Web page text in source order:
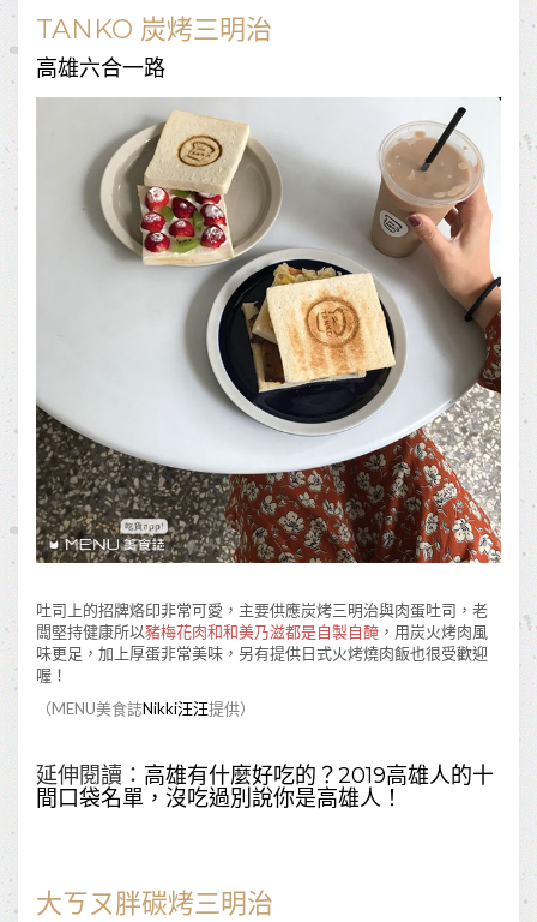
TANKO 炭烤三明治
高雄六合一路
吐司上的招牌烙印非常可愛，主要供應炭烤三明治與肉蛋吐司，老
闆堅持健康所以豬梅花肉和和美乃滋都是自製自醃 ，用炭火烤肉風
味更足，加上厚蛋非常美味，另有提供日式火烤燒肉飯也很受歡迎
喔！
（MENU美食誌Nikki汪汪提供）
延伸閱讀： 高雄有什麼好吃的？2019高雄人的十
間口袋名單，沒吃過別說你是高雄人！
大ㄎㄡ胖碳烤三明治